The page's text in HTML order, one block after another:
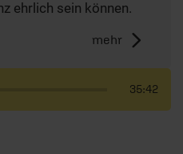
ehrlich sein können.
mehr
35:42